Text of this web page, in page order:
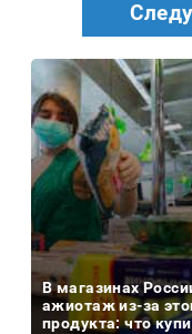
В магазинах
ажиотаж из-за
продукта: что